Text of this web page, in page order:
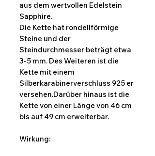
aus dem wertvollen Edelstein
Sapphire.
Die Kette hat rondellförmige
Steine und der
Steindurchmesser beträgt etwa
3-5 mm. Des Weiteren ist die
Kette mit einem
Silberkarabinerverschluss 925 er
versehen.Darüber hinaus ist die
Kette von einer Länge von 46 cm
bis auf 49 cm erweiterbar.
Wirkung: